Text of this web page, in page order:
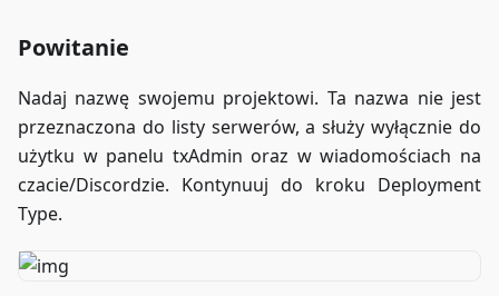
Powitanie
Nadaj nazwę swojemu projektowi. Ta nazwa nie jest
przeznaczona do listy serwerów, a służy wyłącznie do
użytku w panelu txAdmin oraz w wiadomościach na
czacie/Discordzie. Kontynuuj do kroku Deployment
Type.